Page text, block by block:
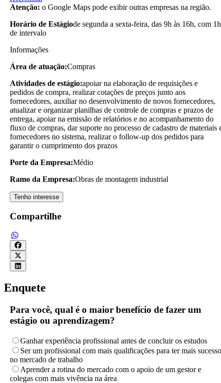
Atenção: o Google Maps pode exibir outras empresas na região.
Horário de Estágiode segunda a sexta-feira, das 9h às 16h, com 1h
de intervalo
Informações
Área de atuação:Compras
Atividades de estágio:apoiar na elaboração de requisições e
pedidos de compra, realizar cotações de preços junto aos
fornecedores, auxiliar no desenvolvimento de novos fornecedores,
atualizar e organizar planilhas de controle de compras e prazos de
entrega, apoiar na emissão de relatórios e no acompanhamento do
fluxo de compras, dar suporte no processo de cadastro de materiais
fornecedores no sistema, realizar o follow-up dos pedidos para
garantir o cumprimento dos prazos
Porte da Empresa:Médio
Ramo da Empresa:Obras de montagem industrial
Tenho interesse
Compartilhe
Enquete
Para você, qual é o maior benefício de fazer um
estágio ou aprendizagem?
Ganhar experiência profissional antes de concluir os estudos
Ser um profissional com mais qualificações para ter mais sucesso
no mercado de trabalho
Aprender a rotina do mercado com o apoio de um gestor e
colegas com mais vivência na área